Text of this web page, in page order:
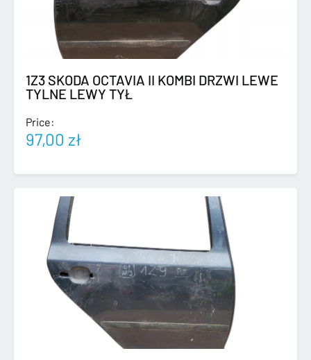
1Z3 SKODA OCTAVIA II KOMBI DRZWI LEWE
TYLNE LEWY TYŁ
Price:
97,00 zł